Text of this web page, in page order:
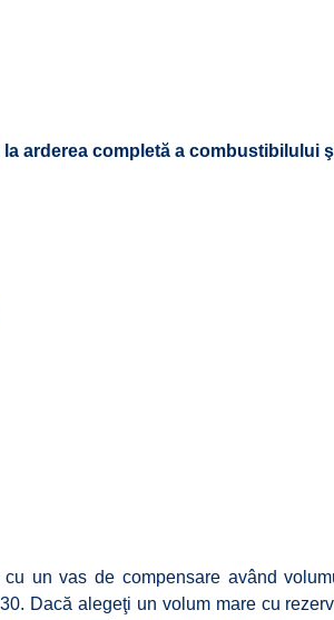
arderea completă a combustibilului
un vas de compensare având
Dacă alegeţi un volum mare cu